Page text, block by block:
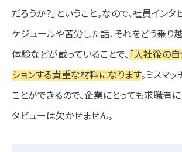
だろうか？」ということ。なので、社員イン
ケジュールや苦労した話、それをどう乗り
体験などが載っていることで、 「入社後の自
ションする貴重な材料になります。ミスマ
ことができるので、企業にとっても求職者
タビューは欠かせません。